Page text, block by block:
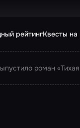
рейтингКвесты на
роман «Тихая